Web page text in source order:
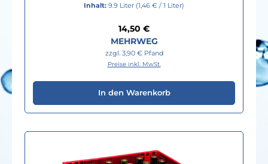
Inhalt: 9.9 Liter (1,46 € / 1 Liter)
Regulärer Preis:
14,50 €
MEHRWEG
zzgl. 3,90 € Pfand
Preise inkl. MwSt.
In den Warenkorb